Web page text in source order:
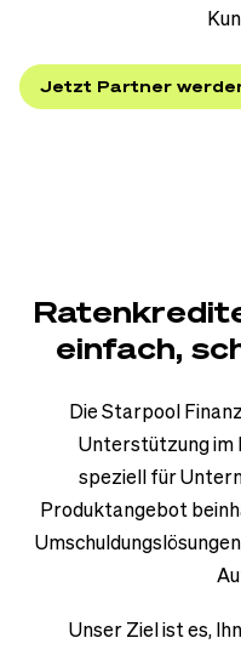
Jetzt Partner
einfach,
Die Starpool
Unterstützung im
speziell für
Produktangebot
Unser Ziel ist es,